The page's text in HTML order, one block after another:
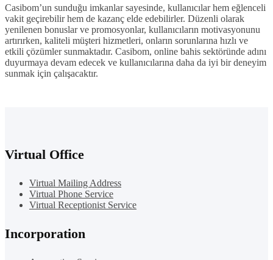
Casibom’un sunduğu imkanlar sayesinde, kullanıcılar hem eğlenceli
vakit geçirebilir hem de kazanç elde edebilirler. Düzenli olarak
yenilenen bonuslar ve promosyonlar, kullanıcıların motivasyonunu
artırırken, kaliteli müşteri hizmetleri, onların sorunlarına hızlı ve
etkili çözümler sunmaktadır. Casibom, online bahis sektöründe adını
duyurmaya devam edecek ve kullanıcılarına daha da iyi bir deneyim
sunmak için çalışacaktır.
Virtual Office
Virtual Mailing Address
Virtual Phone Service
Virtual Receptionist Service
Incorporation